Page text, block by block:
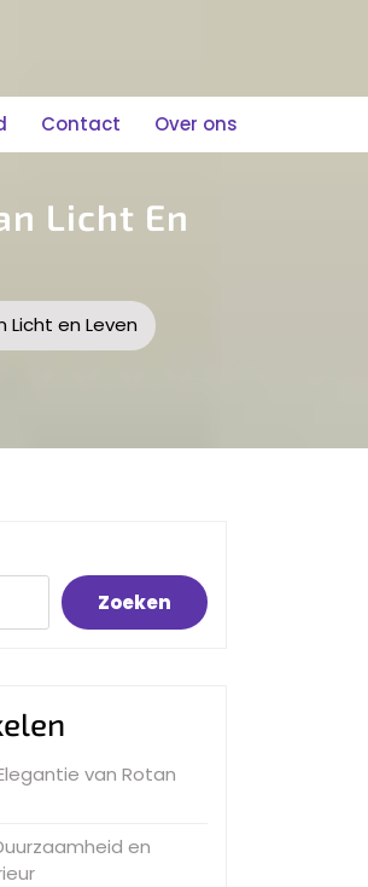
Contact Over ons
Licht En
Licht en Leven
Zoeken
van Rotan
en